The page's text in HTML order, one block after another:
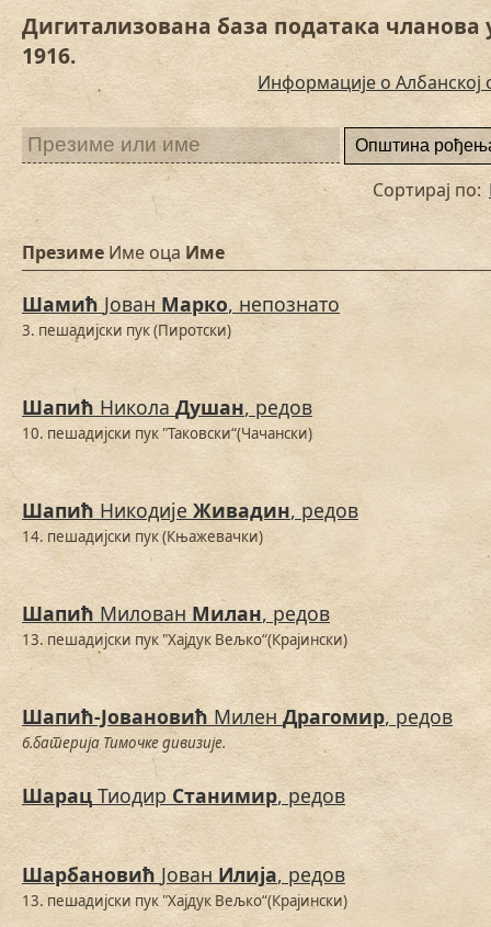
Дигитализована база података
1916.
Информације о Албанској
Сортирај по:
Презиме Име оцаИме
Шамић Јован Марко, непознато
3. пешадијски пук (Пиротски)
Шапић Никола Душан, редов
10. пешадијски пук "Таковски“(Чачански)
Шапић Никодије Живадин, редов
14. пешадијски пук (Књажевачки)
Шапић МилованМилан, редов
13. пешадијски пук "Хајдук Вељко“(Крајински)
Шапић-Јовановић МиленДрагомир, редов
6.батерија Тимочке дивизије.
Шарац Тиодир Станимир, редов
Шарбановић Јован Илија, редов
13. пешадијски пук "Хајдук Вељко“(Крајински)